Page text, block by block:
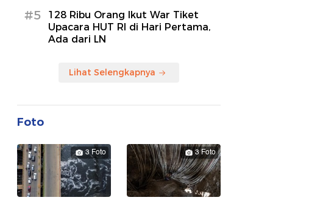
#5
128 Ribu Orang Ikut War Tiket
Upacara HUT RI di Hari Pertama,
Ada dari LN
Lihat Selengkapnya
Foto
3 Foto 3 Foto